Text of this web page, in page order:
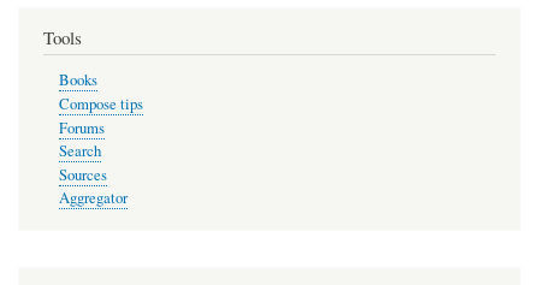
Tools
Books
Compose tips
Forums
Search
Sources
Aggregator